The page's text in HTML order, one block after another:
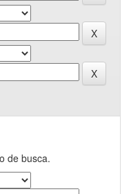
de busca.